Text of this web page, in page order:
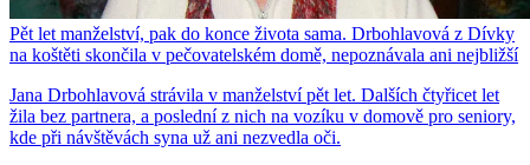
Pět let manželství, pak do konce života sama. Drbohlavová z Dívky
na koštěti skončila v pečovatelském domě, nepoznávala ani nejbližší
Jana Drbohlavová strávila v manželství pět let. Dalších čtyřicet let
žila bez partnera, a poslední z nich na vozíku v domově pro seniory,
kde při návštěvách syna už ani nezvedla oči.